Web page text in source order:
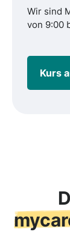
Wir sind
von 9:00
Kurs